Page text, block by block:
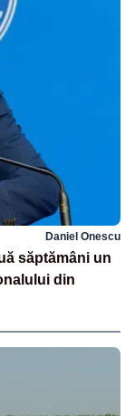
Daniel Onescu
săptămâni un
din